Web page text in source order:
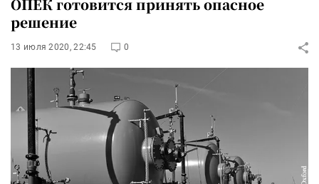
ОПЕК готовится принять опасное
решение
13 июля 2020, 22:45 0